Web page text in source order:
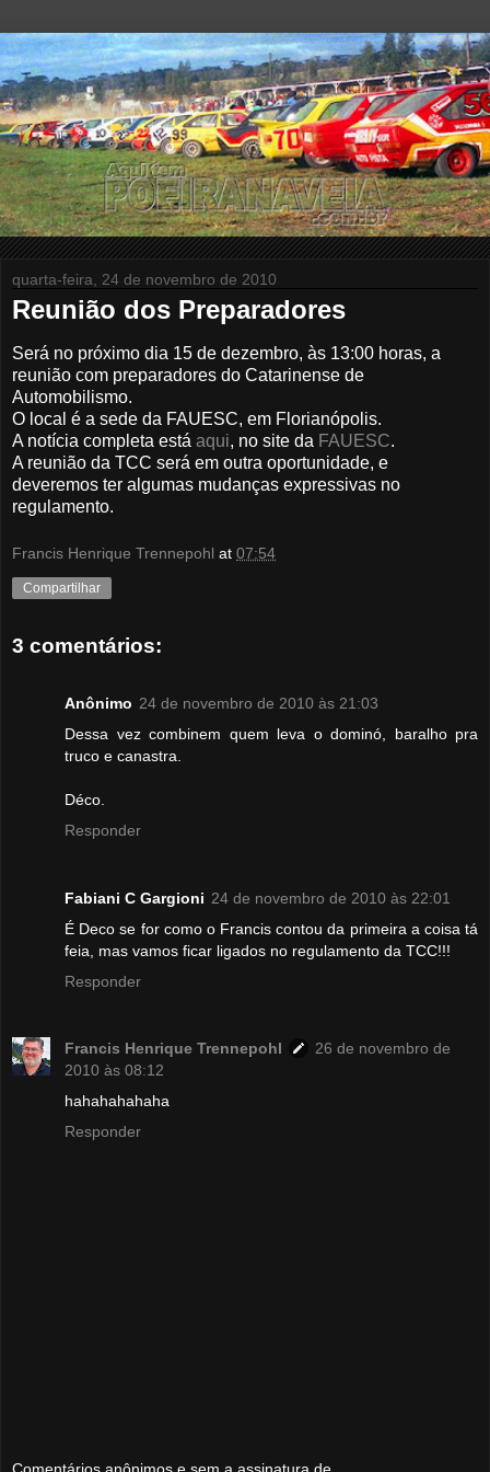
quarta-feira, 24 de novembro de 2010
Reunião dos Preparadores
Será no próximo dia 15 de dezembro, às 13:00 horas, a
reunião com preparadores do Catarinense de
Automobilismo.
O local é a sede da FAUESC, em Florianópolis.
A notícia completa está aqui, no site da FAUESC.
A reunião da TCC será em outra oportunidade, e
deveremos ter algumas mudanças expressivas no
regulamento.
Francis Henrique Trennepohl at 07:54
Compartilhar
3 comentários:
Anônimo 24 de novembro de 2010 às 21:03
Dessa vez combinem quem leva o dominó, baralho pra
truco e canastra.
Déco.
Responder
Fabiani C Gargioni 24 de novembro de 2010 às 22:01
É Deco se for como o Francis contou da primeira a coisa tá
feia, mas vamos ficar ligados no regulamento da TCC!!!
Responder
Francis Henrique Trennepohl
26 de novembro de
2010 às 08:12
hahahahahaha
Responder